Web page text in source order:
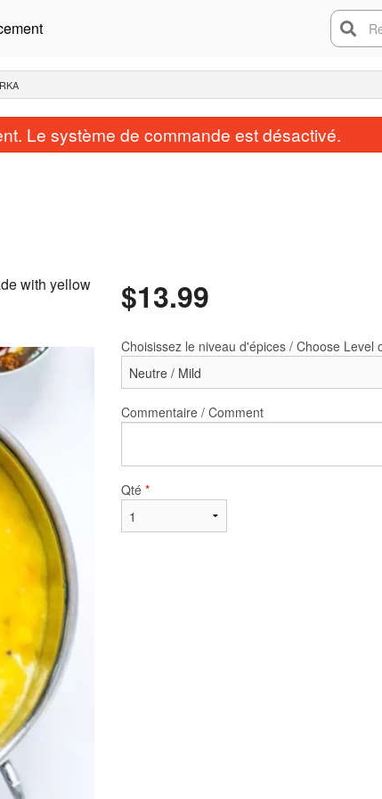
d'oignon / Onion Bhaji
Le système de commande est désactivé.
with yellow
$13.99
Choisissez le niveau d'épices / Choose Level
Commentaire / Comment
Qté *